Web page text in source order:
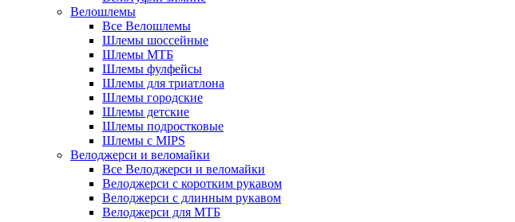
Велошлемы
Все Велошлемы
Шлемы шоссейные
Шлемы МТБ
Шлемы фулфейсы
Шлемы для триатлона
Шлемы городские
Шлемы детские
Шлемы подростковые
Шлемы с MIPS
Велоджерси и веломайки
Все Велоджерси и веломайки
Велоджерси с коротким рукавом
Велоджерси с длинным рукавом
Велоджерси для МТБ